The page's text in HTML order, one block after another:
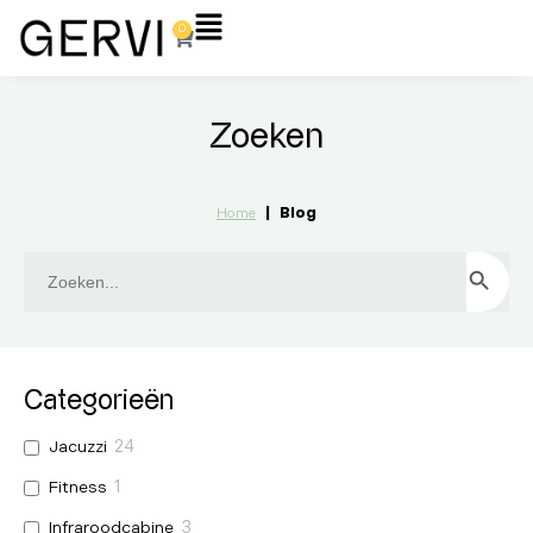
naar
0
Winkelwagen
Flyout
Zoeken
Home | Blog
naar:
Categorieën
Jacuzzi 24
Fitness 1
Infraroodcabine 3